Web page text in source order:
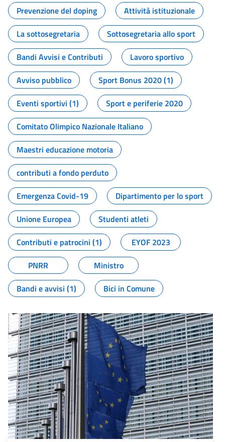
Prevenzione del doping
Attività istituzionale
La sottosegretaria
Sottosegretaria allo sport
Bandi Avvisi e Contributi
Lavoro sportivo
Avviso pubblico
Sport Bonus 2020 (1)
Eventi sportivi (1)
Sport e periferie 2020
Comitato Olimpico Nazionale Italiano
Maestri educazione motoria
contributi a fondo perduto
Emergenza Covid-19
Dipartimento per lo sport
Unione Europea
Studenti atleti
Contributi e patrocini (1)
EYOF 2023
PNRR
Ministro
Bandi e avvisi (1)
Bici in Comune